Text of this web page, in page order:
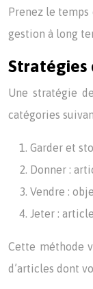
Prenez le
gestion à long
Stratégies
Une stratégie
catégories
Garder et
Donner :
Vendre :
Jeter :
Cette méthode
d’articles dont